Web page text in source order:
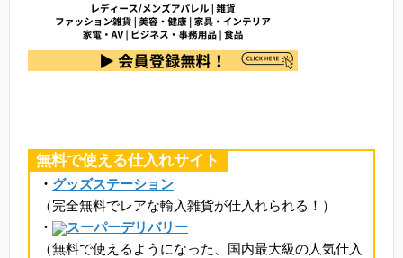
無料で使える仕入れサイト
・ グッズステーション
（完全無料でレアな輸入雑貨が仕入れられる！）
・
スーパーデリバリー
（無料で使えるようになった、国内最大級の人気仕入